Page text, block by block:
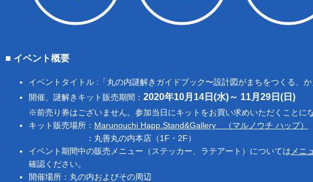
■ イベント概要
イベントタイトル :「丸の内謎解きガイドブック〜設計図がまちをつくる、
開催、謎解きキット販売期間： 2020年10月14日(水)～ 11月29日(日)
※前売り券はございません。参加当日にキットをお買い求めいただくことに
キット販売場所： Marunouchi Happ.Stand&Gallery （マルノウチ ハップ）
：丸善丸の内本店（1F・2F）
イベント期間中の販売メニュー（ステッカー、ラテアート）については メニ
確認ください。
開催場所：丸の内およびその周辺